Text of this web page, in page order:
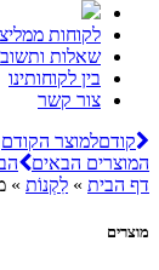
לקוחות
שאלות
בין לקוחותינו
צור קשר
קודםלמוצר הקודם
המוצרים הבאים
דף הבית » לִקְנוֹת »
מוצרים